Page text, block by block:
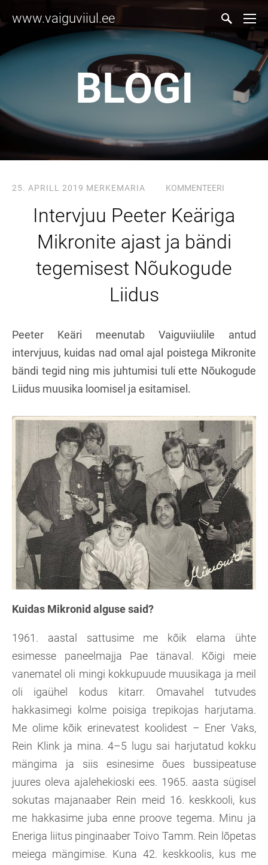
www.vaiguviiul.ee
BLOGI
25. APRILL 2019 MERKEMARIA KOMMENTEERI
Intervjuu Peeter Keäriga
Mikronite ajast ja bändi
tegemisest Nõukogude
Liidus
Peeter Keäri meenutab Vaiguviiulile antud
intervjuus, kuidas nad omal ajal poistega Mikronite
bändi tegid ning mis juhtumisi tuli ette Nõukogude
Liidus muusika loomisel ja esitamisel.
Kuidas Mikronid alguse said?
1961. aastal sattusime me kõik elama ühte
esimesse paneelmajja Pae tänaval. Kõigi meie
vanematel oli mingi kokkupuude muusikaga ja meil
oli igaühel kodus kitarr. Omavahel tutvudes
hakkasimegi kolme poisiga trepikojas harjutama.
Me olime kõik erinevatest koolidest – Ener Vaks,
Rein Klink ja mina. 4–5 lugu sai harjutatud kokku
mängima ja siis esinesime õues bussipeatuse
juures oleva ajalehekioski ees. 1965. aasta sügisel
sokutas majanaaber Rein meid 16. keskkooli, kus
me hakkasime juba enne proove tegema. Minu ja
Eneriga liitus pinginaaber Toivo Tamm. Rein lõpetas
meiega mängimise. Kuna 42. keskkoolis, kus me